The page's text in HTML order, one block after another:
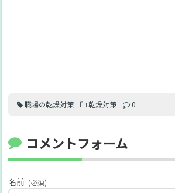
職場の乾燥対策 乾燥対策 0
コメントフォーム
名前 (必須)